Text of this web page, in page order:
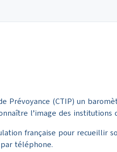
Prévoyance (CTIP) un
l’image des
française pour recueillir
téléphone.